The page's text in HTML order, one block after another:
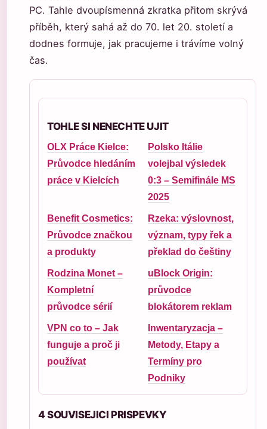
PC. Tahle dvoupísmenná zkratka přitom skrývá
příběh, který sahá až do 70. let 20. století a
dodnes formuje, jak pracujeme i trávíme volný
čas.
TOHLE SI NENECHTE UJIT
OLX Práce Kielce:
Průvodce hledáním
práce v Kielcích
Polsko Itálie
volejbal výsledek
0:3 – Semifinále MS
2025
Benefit Cosmetics:
Průvodce značkou
a produkty
Rzeka: výslovnost,
význam, typy řek a
překlad do češtiny
Rodzina Monet –
Kompletní
průvodce sérií
uBlock Origin:
průvodce
blokátorem reklam
VPN co to – Jak
funguje a proč ji
používat
Inwentaryzacja –
Metody, Etapy a
Termíny pro
Podniky
4 SOUVISEJICI PRISPEVKY